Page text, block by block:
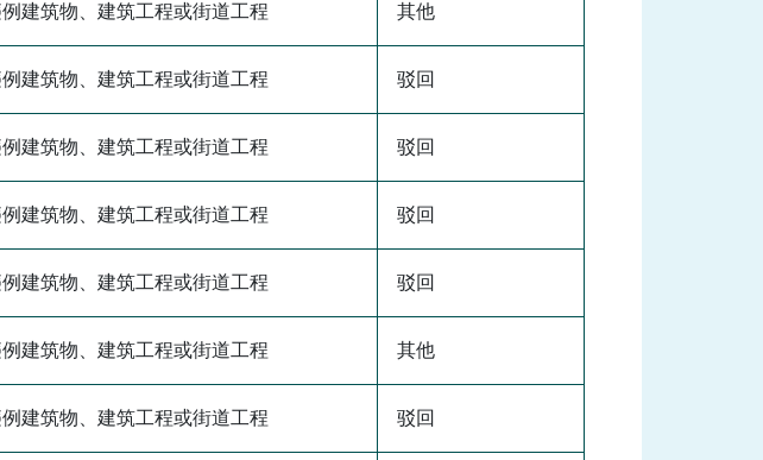
建筑物、建筑工程或街道工程 其他
建筑物、建筑工程或街道工程 驳回
建筑物、建筑工程或街道工程 驳回
建筑物、建筑工程或街道工程 驳回
建筑物、建筑工程或街道工程 驳回
建筑物、建筑工程或街道工程 其他
建筑物、建筑工程或街道工程 驳回